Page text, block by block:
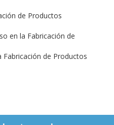
de Productos
en la Fabricación de
Fabricación de Productos